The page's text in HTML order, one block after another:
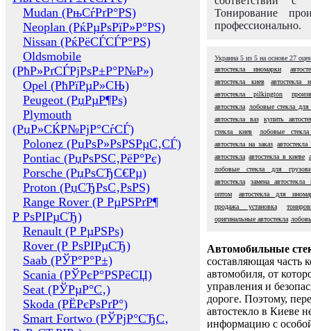
Mudan (РњСѓРґР°РЅ)
Neoplan (РќРµРѕРїР»Р°РЅ)
Nissan (РќРёСЃСЃР°РЅ)
Oldsmobile
(РћР»РґСЃРјРѕР±Р°Р№Р»)
Opel (РћРїРµР»СЊ)
Peugeot (РџРµР¶Рѕ)
Plymouth
(РџР»СЌР№РјР°СѓСЃ)
Polonez (РџРѕР»РѕРЅРµС‚СЃ)
Pontiac (РџРѕРЅС‚РёР°Рє)
Porsche (РџРѕСЂС€Рµ)
Proton (РџСЂРѕС‚РѕРЅ)
Range Rover (Р РµРЅРґР¶
Р РѕРІРµСЂ)
Renault (Р РµРЅРѕ)
Rover (Р РѕРІРµСЂ)
Saab (РЎР°Р°Р±)
Scania (РЎРєР°РЅРёСЏ)
Seat (РЎРµР°С‚)
Skoda (РЁРєРѕРґР°)
Smart Fortwo (РЎРјР°СЂС‚
Тонирование
профессионально.
Украина 5 из 5 на основе 27
автостекла иномарки
автостекла киев
автостекла
автостекла pilkington
автостекла
лобовые стекла
автостекла ваз
купить
стекла киев
лобовые
автостекла на заказ
автостекла автостекла в киеве
лобовые стекла для
автостекла
замена автостекла
оптом
автостекла для
продажа установка
оригинальные автостекла
Автомобильные
составляющая часть
автомобиля, от
управления и
дороге. Поэтому,
автостекло в Киеве
информацию с